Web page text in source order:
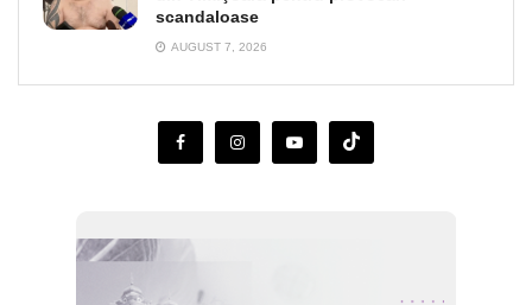
scandaloase
AUGUST 7, 2026